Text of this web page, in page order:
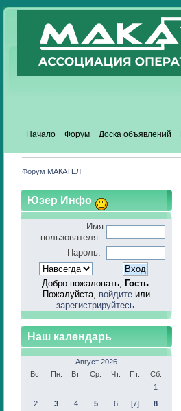
Начало Форум Доска объявлений
Форум МАКАТЕЛ
Юзер Инфо
Имя
пользователя:
Пароль:
Добро пожаловать, Гость.
Пожалуйста, войдите или
зарегистрируйтесь.
Наш календарь
Август 2026
Вс.
Пн. Вт. Ср. Чт. Пт.
Сб.
1
2
3 4 5 6 [7]
8